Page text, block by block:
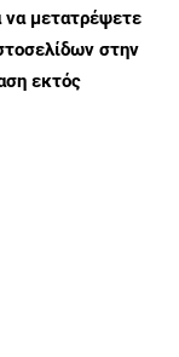
να μετατρέψετε
στην
εκτός